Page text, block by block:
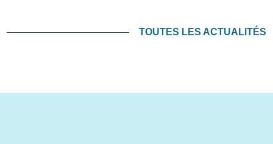
TOUTES LES ACTUALITÉS